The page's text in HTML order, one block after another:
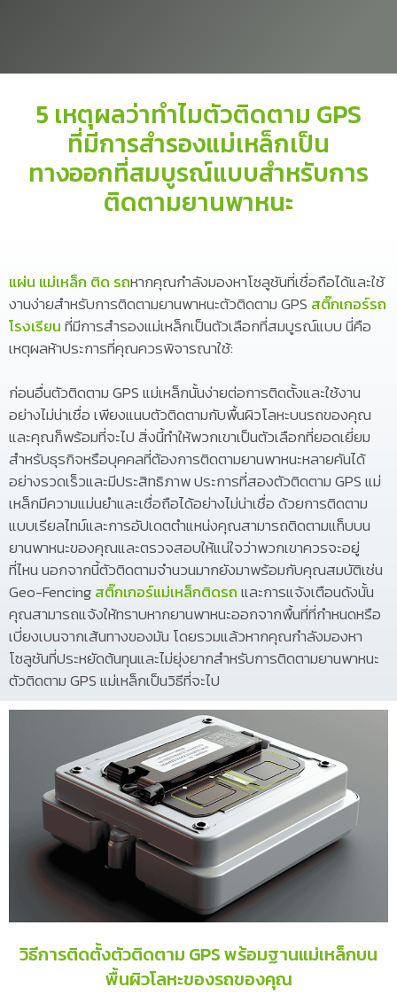
5 เหตุผลว่าทำไมตัวติดตาม GPS
ที่มีการสำรองแม่เหล็กเป็น
ทางออกที่สมบูรณ์แบบสำหรับการ
ติดตามยานพาหนะ
แผ่น แม่เหล็ก ติด รถหากคุณกำลังมองหาโซลูชันที่เชื่อถือได้และใช้
งานง่ายสำหรับการติดตามยานพาหนะตัวติดตาม GPS สติ๊กเกอร์รถ
โรงเรียนที่มีการสำรองแม่เหล็กเป็นตัวเลือกที่สมบูรณ์แบบ นี่คือ
เหตุผลห้าประการที่คุณควรพิจารณาใช้:
ก่อนอื่นตัวติดตาม GPS แม่เหล็กนั้นง่ายต่อการติดตั้งและใช้งาน
อย่างไม่น่าเชื่อ เพียงแนบตัวติดตามกับพื้นผิวโลหะบนรถของคุณ
และคุณก็พร้อมที่จะไป สิ่งนี้ทำให้พวกเขาเป็นตัวเลือกที่ยอดเยี่ยม
สำหรับธุรกิจหรือบุคคลที่ต้องการติดตามยานพาหนะหลายคันได้
อย่างรวดเร็วและมีประสิทธิภาพ ประการที่สองตัวติดตาม GPS แม่
เหล็กมีความแม่นยำและเชื่อถือได้อย่างไม่น่าเชื่อ ด้วยการติดตาม
แบบเรียลไทม์และการอัปเดตตำแหน่งคุณสามารถติดตามแท็บบน
ยานพาหนะของคุณและตรวจสอบให้แน่ใจว่าพวกเขาควรจะอยู่
ที่ไหน นอกจากนี้ตัวติดตามจำนวนมากยังมาพร้อมกับคุณสมบัติเช่น
Geo-Fencingสติ๊กเกอร์แม่เหล็กติดรถและการแจ้งเตือนดังนั้น
คุณสามารถแจ้งให้ทราบหากยานพาหนะออกจากพื้นที่ที่กำหนดหรือ
เบี่ยงเบนจากเส้นทางของมัน โดยรวมแล้วหากคุณกำลังมองหา
โซลูชันที่ประหยัดต้นทุนและไม่ยุ่งยากสำหรับการติดตามยานพาหนะ
ตัวติดตาม GPS แม่เหล็กเป็นวิธีที่จะไป
วิธีการติดตั้งตัวติดตาม GPS พร้อมฐานแม่เหล็กบน
พื้นผิวโลหะของรถของคุณ